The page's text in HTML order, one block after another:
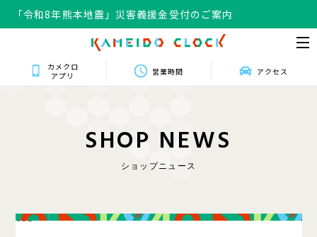
「令和8年熊本地震」災害義援金受付のご案内
カメクロ
アプリ
営業時間 アクセス
SHOP NEWS
ショップニュース
103